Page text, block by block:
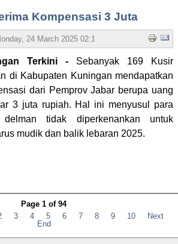
Kompensasi 3 Juta
24 March 2025 02:15 Written by Admin
Terkini - Sebanyak 169 Kusir
di Kabupaten Kuningan mendapatkan
dari Pemprov Jabar berupa uang
3 juta rupiah. Hal ini menyusul para
delman tidak diperkenankan untuk
mudik dan balik lebaran 2025.
Page 1 of 94
3 4 5 6 7 8 9 10
Next
End